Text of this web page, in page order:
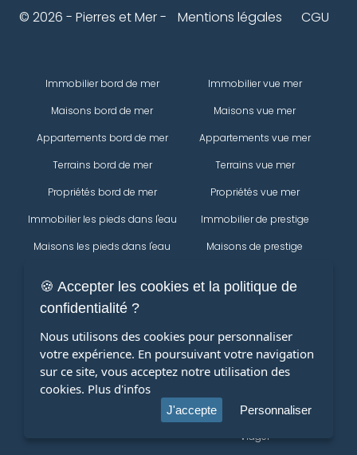
Modifier votre recherche
© 2026 - Pierres et Mer - Mentions légales CGU
Immobilier bord de mer
Maisons bord de mer
Appartements bord de mer
Terrains bord de mer
Propriétés bord de mer
Immobilier vue mer
Maisons vue mer
Appartements vue mer
Terrains vue mer
Propriétés vue mer
Immobilier les pieds dans l'eau
Maisons les pieds dans l'eau
l'eau
Propriétés les pieds dans l'eau
Immobilier de prestige
Maisons de prestige
Maisons
terrains
Viager
🍪 Accepter les cookies et la politique de
confidentialité ?
Nous utilisons des cookies pour personnaliser
votre expérience. En poursuivant votre navigation
sur ce site, vous acceptez notre utilisation des
cookies. Plus d'infos
J'accepte Personnaliser